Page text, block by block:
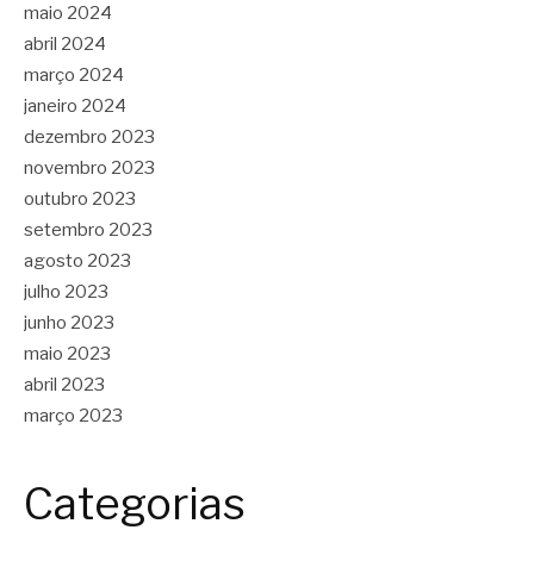
maio 2024
abril 2024
março 2024
janeiro 2024
dezembro 2023
novembro 2023
outubro 2023
setembro 2023
agosto 2023
julho 2023
junho 2023
maio 2023
abril 2023
março 2023
Categorias